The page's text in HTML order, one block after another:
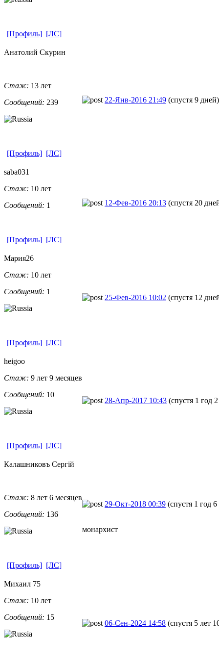
[Профиль] [ЛС]
Анатолий Скурин
Стаж: 13 лет
Сообщений: 239 22-Янв-2016 21:49 (спустя 9 дней)
[Профиль] [ЛС]
saba031
Стаж: 10 лет
Сообщений: 1 12-Фев-2016 20:13 (спустя 20
[Профиль] [ЛС]
Мария26
Стаж: 10 лет
Сообщений: 1
25-Фев-2016 10:02 (спустя 12
[Профиль] [ЛС]
heigoo
Стаж: 9 лет 9 месяцев
Сообщений: 10
28-Апр-2017 10:43 (спустя 1 год
[Профиль] [ЛС]
Калашниковъ Сергiй
Стаж: 8 лет 6 месяцев
Сообщений: 136
29-Окт-2018 00:39 (спустя 1 год
монархист
[Профиль] [ЛС]
Михаил 75
Стаж: 10 лет
Сообщений: 15
06-Сен-2024 14:58 (спустя 5 лет